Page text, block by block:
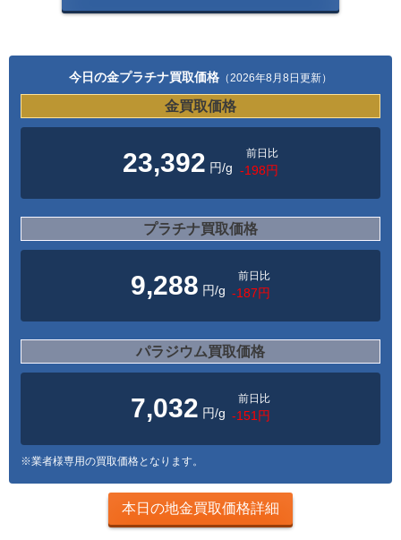
今日の金プラチナ買取価格 （2026年8月8日更新）
金買取価格
23,392 円/g
前日比
-198円
プラチナ買取価格
9,288 円/g
前日比
-187円
パラジウム買取価格
7,032 円/g
前日比
-151円
※業者様専用の買取価格となります。
本日の地金買取価格詳細